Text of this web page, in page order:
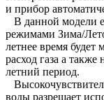
и прибор
В данной модели
режимами Зима/
летнее время будет
расход газа а
летний период.
воды разрешает